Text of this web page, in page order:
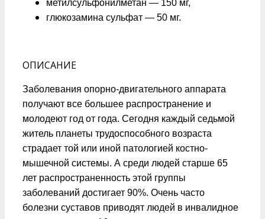
метилсульфонилметан — 150 мг,
глюкозамина сульфат — 50 мг.
ОПИСАНИЕ
Заболевания опорно-двигательного аппарата
получают все большее распространение и
молодеют год от года. Сегодня каждый седьмой
житель планеты трудоспособного возраста
страдает той или иной патологией костно-
мышечной системы. А среди людей старше 65
лет распространенность этой группы
заболеваний достигает 90%. Очень часто
болезни суставов приводят людей в инвалидное